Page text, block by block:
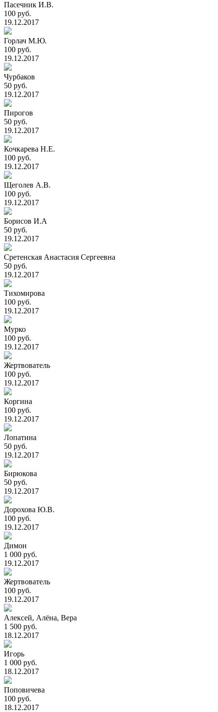
Пасечник И.В.
100 руб.
19.12.2017
Горлач М.Ю.
100 руб.
19.12.2017
Чурбаков
50 руб.
19.12.2017
Пирогов
50 руб.
19.12.2017
Кочкарева Н.Е.
100 руб.
19.12.2017
Щеголев А.В.
100 руб.
19.12.2017
Борисов И.А
50 руб.
19.12.2017
Сретенская Анастасия Сергеевна
50 руб.
19.12.2017
Тихомирова
100 руб.
19.12.2017
Мурко
100 руб.
19.12.2017
Жертвователь
100 руб.
19.12.2017
Коргина
100 руб.
19.12.2017
Лопатина
50 руб.
19.12.2017
Бирюкова
50 руб.
19.12.2017
Дорохова Ю.В.
100 руб.
19.12.2017
Димон
1 000 руб.
19.12.2017
Жертвователь
100 руб.
19.12.2017
Алексей, Алёна, Вера
1 500 руб.
18.12.2017
Игорь
1 000 руб.
18.12.2017
Поповичева
100 руб.
18.12.2017